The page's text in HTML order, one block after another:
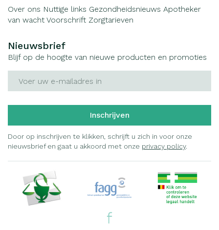
Over ons Nuttige links Gezondheidsnieuws Apotheker
van wacht Voorschrift Zorgtarieven
Nieuwsbrief
Blijf op de hoogte van nieuwe producten en promoties
Inschrijven
Door op inschrijven te klikken, schrijft u zich in voor onze
nieuwsbrief en gaat u akkoord met onze privacy policy.